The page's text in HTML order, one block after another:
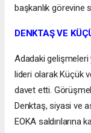
başkanlık görevine
DENKTAŞ VE
Adadaki gelişmeleri
lideri olarak Küçük
davet etti.
Denktaş, siyasi ve
EOKA saldırılarına